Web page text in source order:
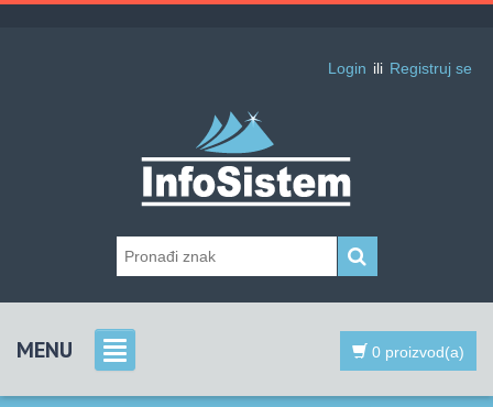
Login ili Registruj se
MENU 0 proizvod(a)